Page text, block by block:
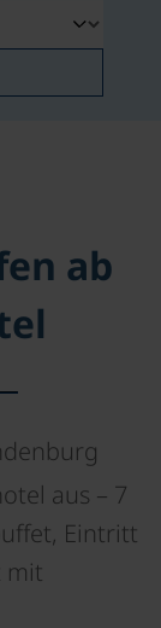
ab
aus – 7
Eintritt
mit